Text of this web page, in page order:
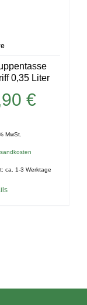
0,35 Liter
€
MwSt.
ca. 1-3 Werktage